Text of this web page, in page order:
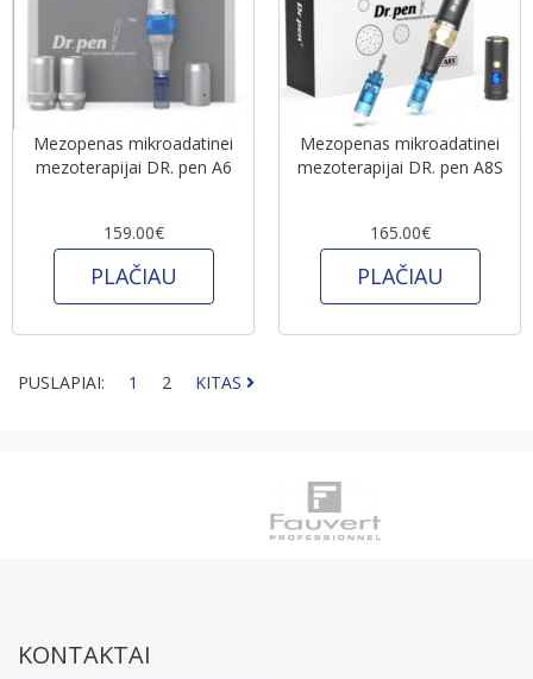
Mezopenas mikroadatinei
mezoterapijai DR. pen A6
159.00€
PLAČIAU
Mezopenas mikroadatinei
mezoterapijai DR. pen A8S
165.00€
PLAČIAU
PUSLAPIAI: 1 2 KITAS
KONTAKTAI